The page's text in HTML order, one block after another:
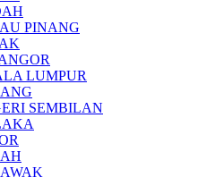
PINANG
LUMPUR
SEMBILAN